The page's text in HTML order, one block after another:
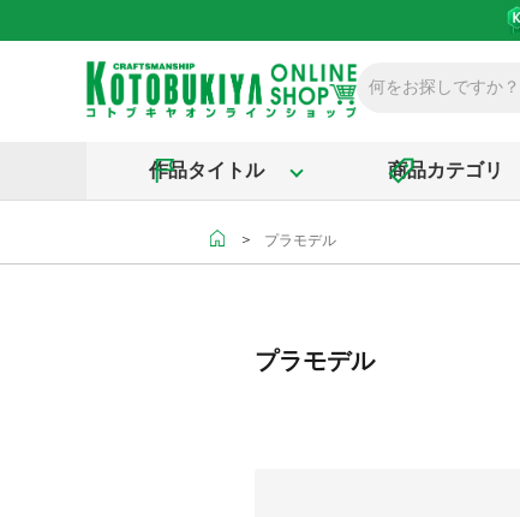
作品タイトル 商品カテゴリ
＞ プラモデル
プラモデル